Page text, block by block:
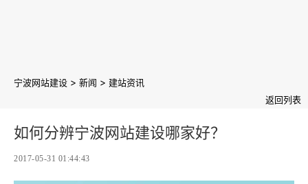
宁波网站建设 > 新闻 > 建站资讯
返回列表
如何分辨宁波网站建设哪家好？
2017-05-31 01:44:43